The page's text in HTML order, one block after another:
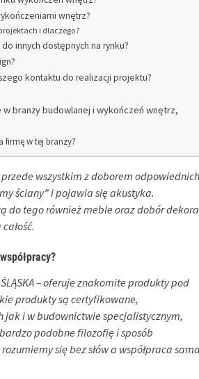
wnętrz?
i dlaczego?
innych dostępnych na rynku?
kontaktu do realizacji projektu?
branży budowlanej i wykończeń wnętrz,
firmę w tej branży?
wszystkim z doborem odpowiednich
ściany” i pojawia się akustyka.
do tego również meble oraz dobór
– oferuje znakomite produkty pod
produkty są certyfikowane,
jak i w budownictwie specjalistycznym,
podobne filozofię i sposób
się bez słów a współpraca sama